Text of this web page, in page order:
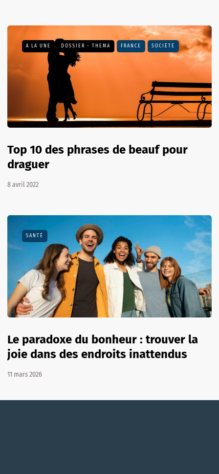
A LA UNE DOSSIER - THEMA FRANCE SOCIÉTÉ
Top 10 des phrases de beauf pour
draguer
8 avril 2022
SANTÉ
Le paradoxe du bonheur : trouver la
joie dans des endroits inattendus
11 mars 2026